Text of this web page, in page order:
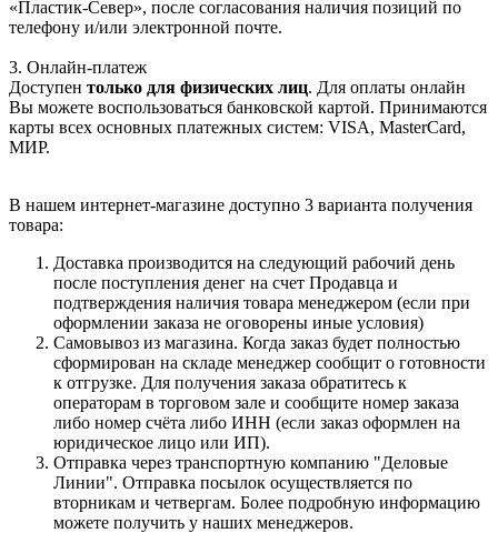
«Пластик-Север», после согласования наличия позиций по
телефону и/или электронной почте.
3. Онлайн-платеж
Доступен только для физических лиц. Для оплаты онлайн
Вы можете воспользоваться банковской картой. Принимаются
карты всех основных платежных систем: VISA, MasterCard,
МИР.
В нашем интернет-магазине доступно 3 варианта получения
товара:
Доставка производится на следующий рабочий день
после поступления денег на счет Продавца и
подтверждения наличия товара менеджером (если при
оформлении заказа не оговорены иные условия)
Самовывоз из магазина. Когда заказ будет полностью
сформирован на складе менеджер сообщит о готовности
к отгрузке. Для получения заказа обратитесь к
операторам в торговом зале и сообщите номер заказа
либо номер счёта либо ИНН (если заказ оформлен на
юридическое лицо или ИП).
Отправка через транспортную компанию "Деловые
Линии". Отправка посылок осуществляется по
вторникам и четвергам. Более подробную информацию
можете получить у наших менеджеров.